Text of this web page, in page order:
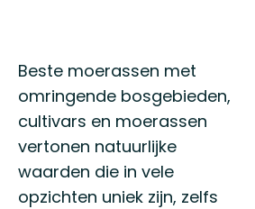
Omschrijving
Beste moerassen met
omringende bosgebieden,
cultivars en moerassen
vertonen natuurlijke
waarden die in vele
opzichten uniek zijn, zelfs